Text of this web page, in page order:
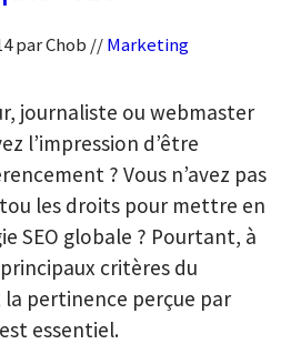
par Chob //Marketing
journaliste ou webmaster
l’impression d’être
? Vous n’avez pas
les droits pour mettre en
SEO globale ? Pourtant, à
principaux critères du
pertinence perçue par
essentiel.